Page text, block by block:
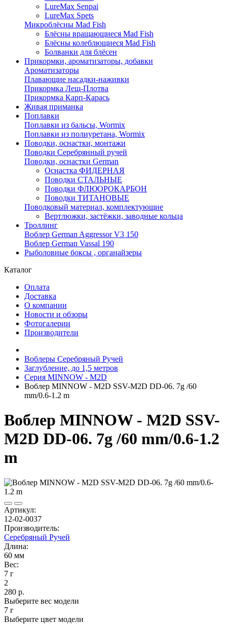
LureMax Senpai
LureMax Spets
Микроблёсны Mad Fish
Блёсны вращающиеся Mad Fish
Блёсны колеблющиеся Mad Fish
Болванки для блёсен
Прикормки, ароматизаторы, добавки
Ароматизаторы
Плавающие насадки-наживки
Прикормка Лещ-Плотва
Прикормка Карп-Карась
Живая приманка
Поплавки
Поплавки из бальсы, Wormix
Поплавки из полиуретана, Wormix
Поводки, оснастки, монтажи
Поводки Серебрянный ручей
Поводки, оснастки German
Оснастка ФИДЕРНАЯ
Поводки СТАЛЬНЫЕ
Поводки ФЛЮОРОКАРБОН
Поводки ТИТАНОВЫЕ
Поводковый материал, комплектующие
Вертлюжки, застёжки, заводные кольца
Троллинг
Воблер German Aggressor V3 150
Воблер German Vassal 190
Рыболовные боксы , органайзеры
Каталог
Оплата
Доставка
О компании
Новости и обзоры
Фотогалерии
Производители
Воблеры Серебряный Ручей
Заглубление, до 1,5 метров
Серия MINNOW - M2D
Воблер MINNOW - M2D SSV-M2D DD-06. 7g /60
mm/0.6-1.2 m
Воблер MINNOW - M2D SSV-
M2D DD-06. 7g /60 mm/0.6-1.2
m
Артикул:
12-02-0037
Производитель:
Серебряный Ручей
Длина:
60 мм
Вес:
7 г
2
280 р.
Выберите вес модели
7 г
Выберите цвет модели